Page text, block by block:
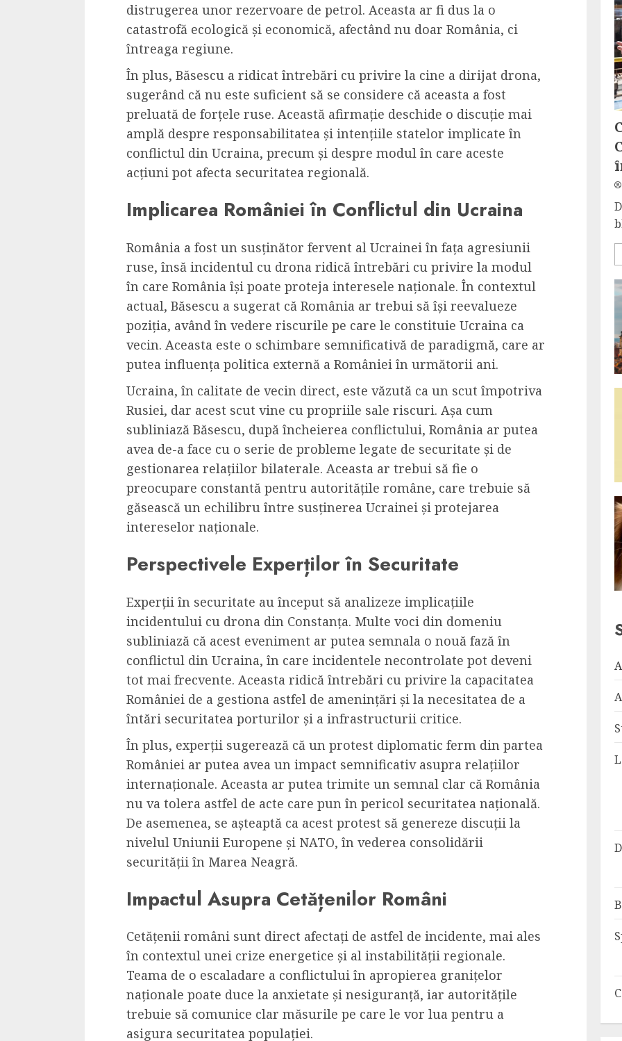
distrugerea unor rezervoare de petrol. Aceasta ar fi dus la o
catastrofă ecologică și economică, afectând nu doar România, ci
întreaga regiune.
În plus, Băsescu a ridicat întrebări cu privire la cine a dirijat drona,
sugerând că nu este suficient să se considere că aceasta a fost
preluată de forțele ruse. Această afirmație deschide o discuție mai
amplă despre responsabilitatea și intențiile statelor implicate în
conflictul din Ucraina, precum și despre modul în care aceste
acțiuni pot afecta securitatea regională.
Implicarea României în Conflictul din Ucraina
România a fost un susținător fervent al Ucrainei în fața agresiunii
ruse, însă incidentul cu drona ridică întrebări cu privire la modul
în care România își poate proteja interesele naționale. În contextul
actual, Băsescu a sugerat că România ar trebui să își reevalueze
poziția, având în vedere riscurile pe care le constituie Ucraina ca
vecin. Aceasta este o schimbare semnificativă de paradigmă, care ar
putea influența politica externă a României în următorii ani.
Ucraina, în calitate de vecin direct, este văzută ca un scut împotriva
Rusiei, dar acest scut vine cu propriile sale riscuri. Așa cum
subliniază Băsescu, după încheierea conflictului, România ar putea
avea de-a face cu o serie de probleme legate de securitate și de
gestionarea relațiilor bilaterale. Aceasta ar trebui să fie o
preocupare constantă pentru autoritățile române, care trebuie să
găsească un echilibru între susținerea Ucrainei și protejarea
intereselor naționale.
Perspectivele Experților în Securitate
Experții în securitate au început să analizeze implicațiile
incidentului cu drona din Constanța. Multe voci din domeniu
subliniază că acest eveniment ar putea semnala o nouă fază în
conflictul din Ucraina, în care incidentele necontrolate pot deveni
tot mai frecvente. Aceasta ridică întrebări cu privire la capacitatea
României de a gestiona astfel de amenințări și la necesitatea de a
întări securitatea porturilor și a infrastructurii critice.
În plus, experții sugerează că un protest diplomatic ferm din partea
României ar putea avea un impact semnificativ asupra relațiilor
internaționale. Aceasta ar putea trimite un semnal clar că România
nu va tolera astfel de acte care pun în pericol securitatea națională.
De asemenea, se așteaptă ca acest protest să genereze discuții la
nivelul Uniunii Europene și NATO, în vederea consolidării
securității în Marea Neagră.
Impactul Asupra Cetățenilor Români
Cetățenii români sunt direct afectați de astfel de incidente, mai ales
în contextul unei crize energetice și al instabilității regionale.
Teama de o escaladare a conflictului în apropierea granițelor
naționale poate duce la anxietate și nesiguranță, iar autoritățile
trebuie să comunice clar măsurile pe care le vor lua pentru a
asigura securitatea populației.